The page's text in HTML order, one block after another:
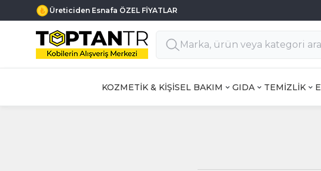
Üreticiden Esnafa ÖZEL FİYATLAR
KOZMETİK & KİŞİSEL BAKIM GIDA TEMİZLİK